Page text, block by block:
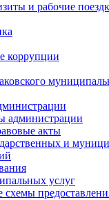
и рабочие
коррупции
администрации
акты
и
услуг
схемы